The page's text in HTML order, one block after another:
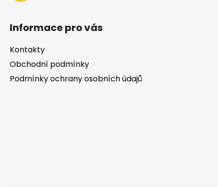
Informace pro vás
Kontakty
Obchodní podmínky
Podmínky ochrany osobních údajů